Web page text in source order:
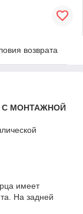
возврата
МОНТАЖНОЙ
имеет
На задней